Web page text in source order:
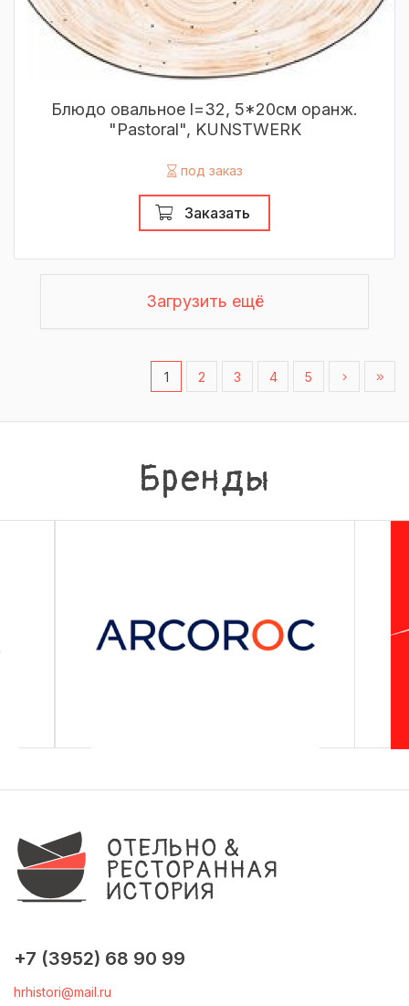
Блюдо овальное l=32, 5*20см оранж.
"Pastoral", KUNSTWERK
под заказ
Заказать
Загрузить ещё
1 2 3 4 5
Бренды
+7 (3952) 68 90 99
hrhistori@mail.ru